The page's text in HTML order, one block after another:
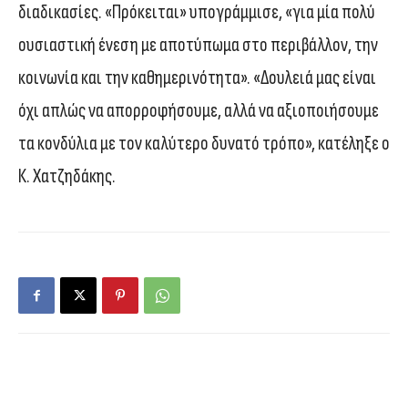
διαδικασίες. «Πρόκειται» υπογράμμισε, «για μία πολύ
ουσιαστική ένεση με αποτύπωμα στο περιβάλλον, την
κοινωνία και την καθημερινότητα». «Δουλειά μας είναι
όχι απλώς να απορροφήσουμε, αλλά να αξιοποιήσουμε
τα κονδύλια με τον καλύτερο δυνατό τρόπο», κατέληξε ο
Κ. Χατζηδάκης.